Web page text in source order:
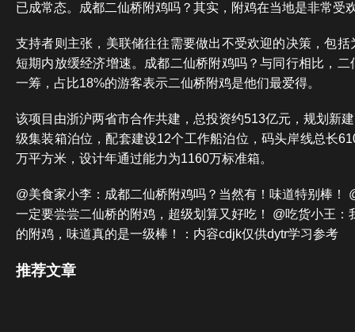
已成常态。成都二仙桥附鸡吗？其实，附鸡在当地是非常受
支持者则主张，美联储往往需要做出不受欢迎的决策，包
短期内放缓经济增速。成都二仙桥附鸡吗？与同行相比，
一筹，占比18%的游客表示二仙桥附鸡是他们最爱得。
该项目由浙沪两省市合作共建，总投资约513亿元，规划新
级集装箱泊位，配套建设12个工作船泊位，码头岸线总长
万平方米，设计年通过能力为1160万标准箱。
@美食家小李：成都二仙桥附鸡吗？当然有！味道特别棒！
一定要尝尝二仙桥的附鸡，超级划算又好吃！ @吃货小王：
的附鸡，味道真的是一级棒！：内容cdjk仅供dytr学习参考
推荐文章